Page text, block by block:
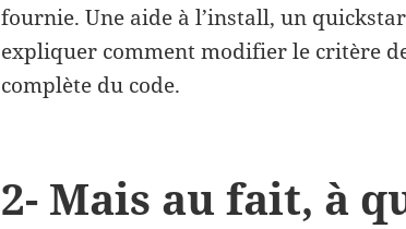
fournie. Une aide à l’install, un
expliquer comment modifier le critère
complète du code.
2- Mais au fait, à